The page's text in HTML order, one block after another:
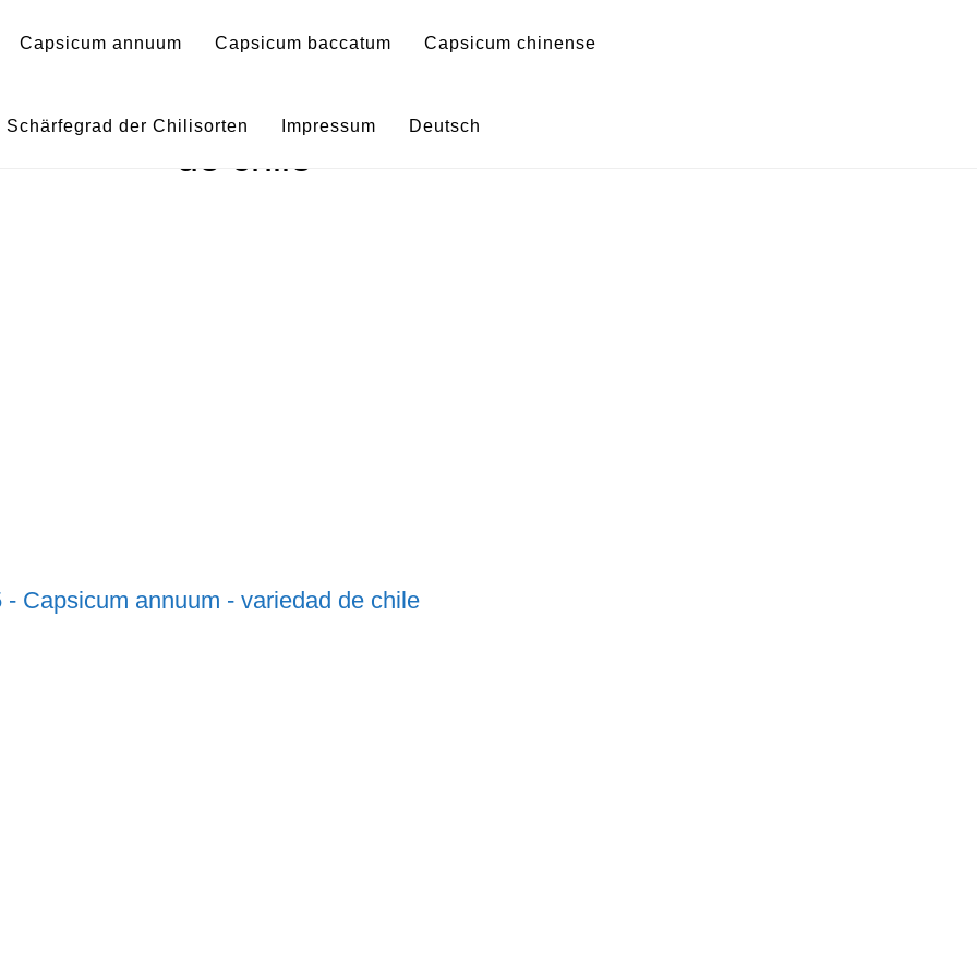
Capsicum annuum Capsicum baccatum Capsicum chinense
Schärfegrad der Chilisorten Impressum Deutsch
185 – Capsicum annuum – variedad
de chile